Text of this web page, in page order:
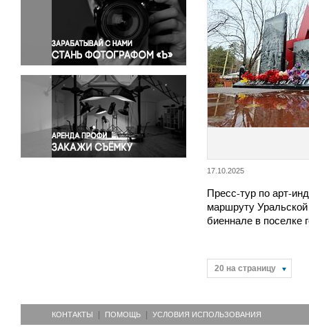
Политика
Правосудие
Происшествия и конфликты
Религия
Светская жизнь
Спорт
Экология
Экономика и бизнес
17.10.2025
Пресс-тур по арт-
маршруту
биеннале в поселке
20 на страницу
КОНТАКТЫ ПОМОЩЬ УСЛОВИЯ ИСПОЛЬЗОВАНИЯ